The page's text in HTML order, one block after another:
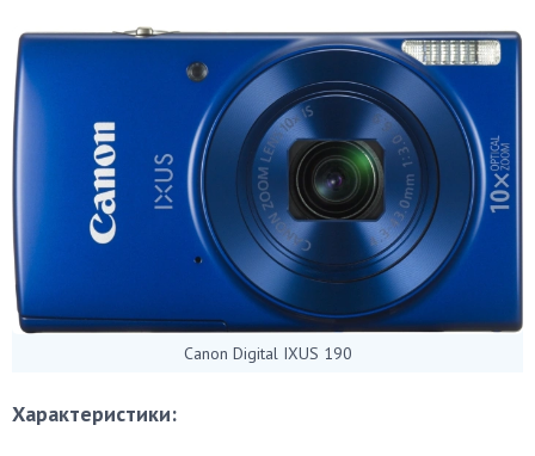
Canon Digital IXUS 190
Характеристики: